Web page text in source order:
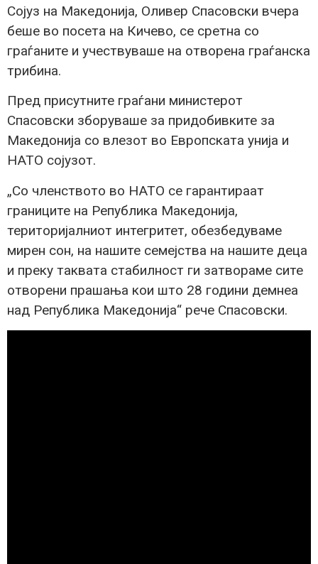
Сојуз на Македонија, Оливер Спасовски вчера
беше во посета на Кичево, се сретна со
граѓаните и учествуваше на отворена граѓанска
трибина.
Пред присутните граѓани министерот
Спасовски зборуваше за придобивките за
Македонија со влезот во Европската унија и
НАТО сојузот.
„Со членството во НАТО се гарантираат
границите на Република Македонија,
територијалниот интегритет, обезбедуваме
мирен сон, на нашите семејства на нашите деца
и преку таквата стабилност ги затвораме сите
отворени прашања кои што 28 години демнеа
над Република Македонија“ рече Спасовски.